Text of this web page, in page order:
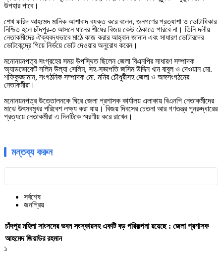
উপহার পাবে।
শেখ ফরিদ আহমেদ মানিক আশাবাদ ব্যক্ত করে বলেন, জনগণের প্রত্যাশা ও ভোটাধিকার
নিশ্চিত হলে চাঁদপুর-৩ আসনে ধানের শীষের বিজয় কেউ ঠেকাতে পারবে না। তিনি দলীয়
নেতাকর্মীদের ঐক্যবদ্ধভাবে মাঠে কাজ করার আহ্বান জানান এবং সাধারণ ভোটারদের
ভোটকেন্দ্রে গিয়ে নির্ভয়ে ভোট দেওয়ার অনুরোধ করেন।
মনোনয়নপত্র সংগ্রহের সময় উপস্থিত ছিলেন জেলা বিএনপির সাধারণ সম্পাদক
অ্যাডভোকেট সলিম উল্যা সেলিম, সহ-সভাপতি জসিম উদ্দিন খান বাবুল ও দেওয়ান মো.
শফিকুজ্জামান, সংগঠনিক সম্পাদক মো. মনির চৌধুরীসহ জেলা ও অঙ্গসংগঠনের
নেতাকর্মীরা।
মনোনয়নপত্র উত্তোলনকে ঘিরে জেলা প্রশাসক কার্যালয় এলাকায় বিএনপি নেতাকর্মীদের
মাঝে উৎসবমুখর পরিবেশ লক্ষ্য করা যায়। বিজয় দিবসের চেতনা আর গণতন্ত্র পুনরুদ্ধারের
প্রত্যয়ে নেতাকর্মীরা এ দিনটিকে স্মরণীয় করে রাখেন।
মন্তব্য করুন
সর্বশেষ
জনপ্রিয়
চাঁদপুর মহিলা সাংসদের ভবন সংস্কারসহ একটি বড় পরিকল্পনা রয়েছে : জেলা প্রশাসক
আহমেদ জিয়াউর রহমান
১